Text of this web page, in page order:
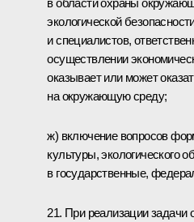
экологической
и специалистов,
осуществлении
оказывает или может
на окружающую среду;
ж) включение вопросов
культуры, экологического
в государственные,
21. При реализации задачи